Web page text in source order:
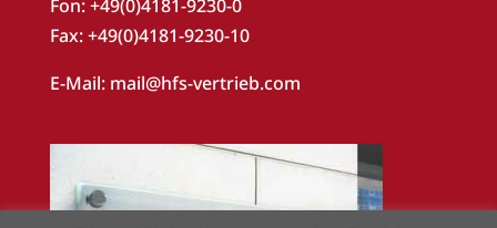
Fon: +49(0)4181-9230-0
Fax: +49(0)4181-9230-10
E-Mail: mail@hfs-vertrieb.com